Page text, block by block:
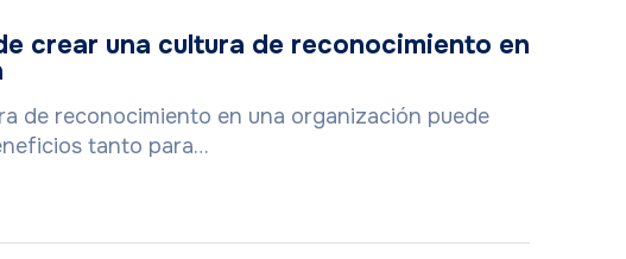
crear una cultura de reconocimiento en
de reconocimiento en una organización puede
tanto para…